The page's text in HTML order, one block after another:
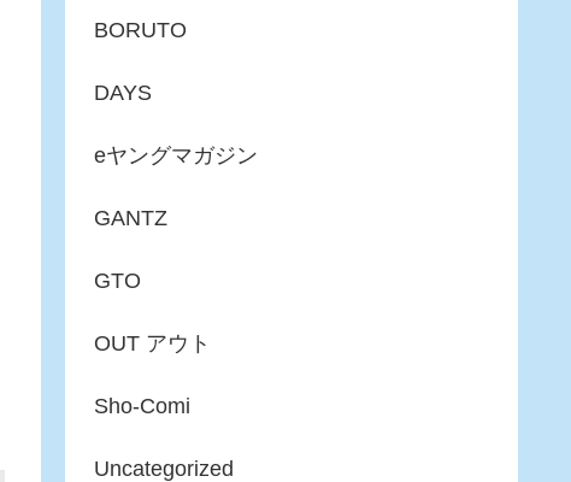
BORUTO
DAYS
eヤングマガジン
GANTZ
GTO
OUT アウト
Sho-Comi
Uncategorized